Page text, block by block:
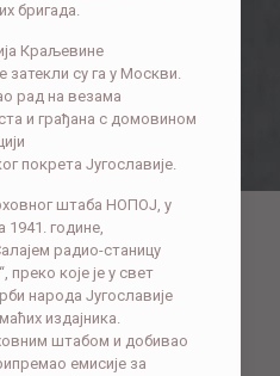
бригада.
Краљевине
затекли су га у Москви.
рад на везама
и грађана с домовином
покрета Југославије.
штаба НОПОЈ, у
1941. године,
радио-станицу
преко које је у свет
народа Југославије
издајника.
штабом и добивао
емисије за